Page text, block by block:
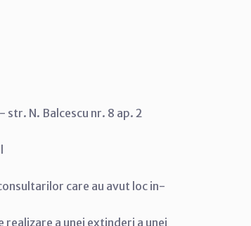
str. N. Balcescu nr. 8 ap. 2
care au avut loc in-
a unei extinderi a unei